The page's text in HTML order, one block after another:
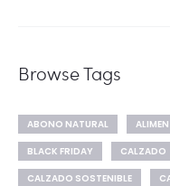
Browse Tags
ABONO NATURAL
BLACK FRIDAY
CALZADO
CALZADO SOSTENIBLE